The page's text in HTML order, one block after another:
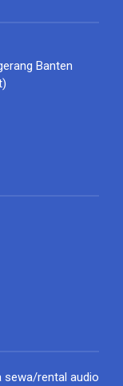
Banten
sewa/rental audio